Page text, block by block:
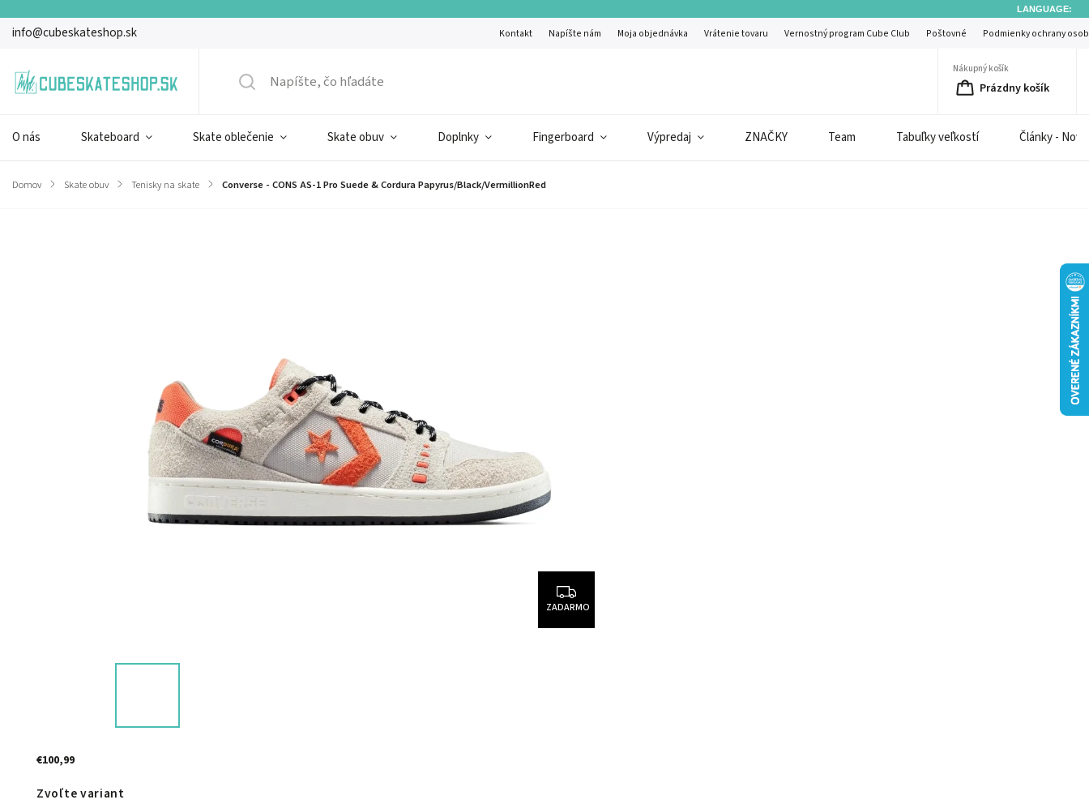
LANGUAGE:
info@cubeskateshop.sk Kontakt Napíšte nám Moja objednávka Vrátenie tovaru Vernostný program Cube Club Poštovné Podmienky ochrany
Nákupný košík
Prázdny košík
O nás Skateboard Skate oblečenie Skate obuv Doplnky Fingerboard Výpredaj ZNAČKY Team Tabuľky veľkostí Články -
Domov / Skate obuv / Tenisky na skate / Converse - CONS AS-1 Pro Suede & Cordura Papyrus/Black/VermillionRed
ZADARMO
€100,99
Zvoľte variant